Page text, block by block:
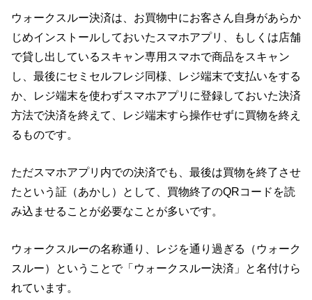
ウォークスルー決済は、お買物中にお客さん自身があらか
じめインストールしておいたスマホアプリ、もしくは店舗
で貸し出しているスキャン専用スマホで商品をスキャン
し、最後にセミセルフレジ同様、レジ端末で支払いをする
か、レジ端末を使わずスマホアプリに登録しておいた決済
方法で決済を終えて、レジ端末すら操作せずに買物を終え
るものです。
ただスマホアプリ内での決済でも、最後は買物を終了させ
たという証（あかし）として、買物終了のQRコードを読
み込ませることが必要なことが多いです。
ウォークスルーの名称通り、レジを通り過ぎる（ウォーク
スルー）ということで「ウォークスルー決済」と名付けら
れています。